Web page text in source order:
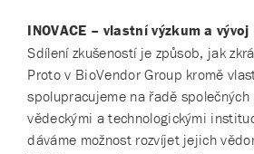
INOVACE – vlastní výzkum a vývoj
Sdílení zkušeností je způsob, jak
Proto v BioVendor Group kromě
spolupracujeme na řadě
vědeckými a technologickými
dáváme možnost rozvíjet jejich